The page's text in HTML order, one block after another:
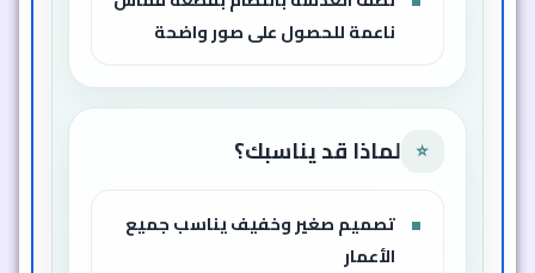
ناعمة للحصول على صور واضحة
⭐ لماذا قد يناسبك؟
تصميم صغير وخفيف يناسب جميع
الأعمار